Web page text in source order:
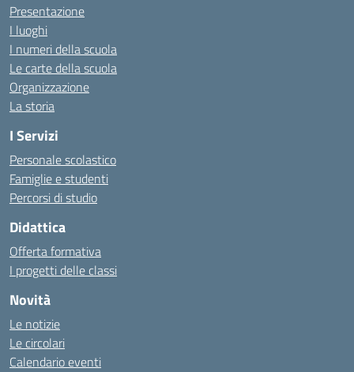
Presentazione
I luoghi
I numeri della scuola
Le carte della scuola
Organizzazione
La storia
I Servizi
Personale scolastico
Famiglie e studenti
Percorsi di studio
Didattica
Offerta formativa
I progetti delle classi
Novità
Le notizie
Le circolari
Calendario eventi